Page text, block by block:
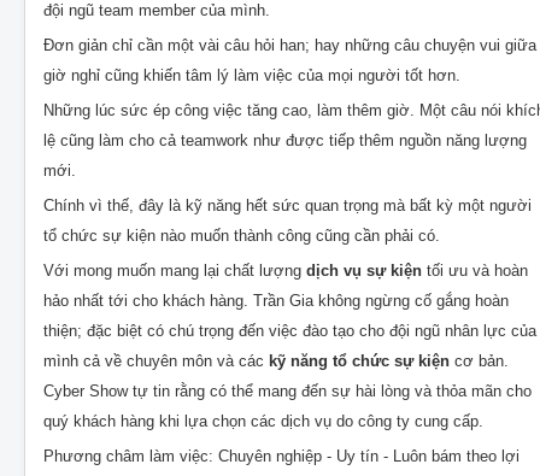
đội ngũ team member của mình.
Đơn giản chỉ cần một vài câu hỏi han; hay những câu chuyện vui giữa
giờ nghỉ cũng khiến tâm lý làm việc của mọi người tốt hơn.
Những lúc sức ép công việc tăng cao, làm thêm giờ. Một câu nói
lệ cũng làm cho cả teamwork như được tiếp thêm nguồn năng lượng
mới.
Chính vì thế, đây là kỹ năng hết sức quan trọng mà bất kỳ một người
tổ chức sự kiện nào muốn thành công cũng cần phải có.
Với mong muốn mang lại chất lượng dịch vụ sự kiện tối ưu và hoàn
hảo nhất tới cho khách hàng. Trần Gia không ngừng cố gắng hoàn
thiện; đặc biệt có chú trọng đến việc đào tạo cho đội ngũ nhân lực của
mình cả về chuyên môn và các kỹ năng tổ chức sự kiện cơ bản.
Cyber Show tự tin rằng có thể mang đến sự hài lòng và thỏa mãn cho
quý khách hàng khi lựa chọn các dịch vụ do công ty cung cấp.
Phương châm làm việc: Chuyên nghiệp - Uy tín - Luôn bám theo lợi